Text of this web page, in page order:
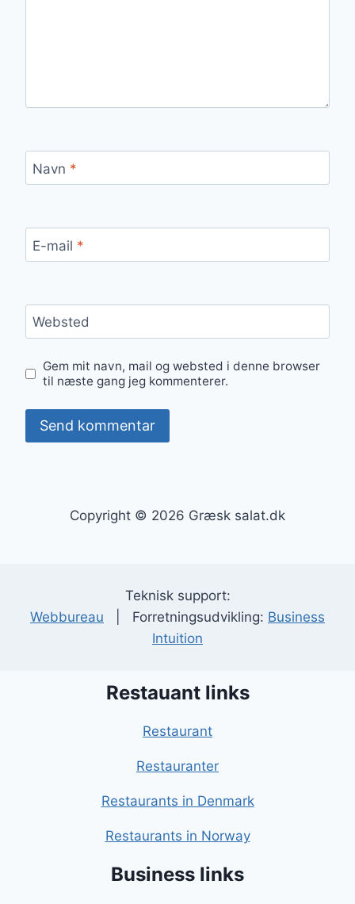
Navn *
E-mail *
Websted
Gem mit navn, mail og websted i denne browser
til næste gang jeg kommenterer.
Copyright © 2026 Græsk salat.dk
Teknisk support:
Webbureau | Forretningsudvikling: Business
Intuition
Restauant links
Restaurant
Restauranter
Restaurants in Denmark
Restaurants in Norway
Business links